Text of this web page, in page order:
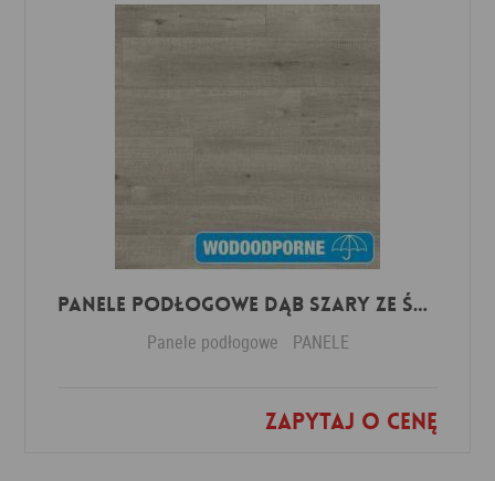
Panele Podłogowe Dąb Szary ze śladami cięcia piłą IMU1858 AC5 12 mm
Panele podłogowe PANELE
Zapytaj o cenę
Dodaj do ulubionych